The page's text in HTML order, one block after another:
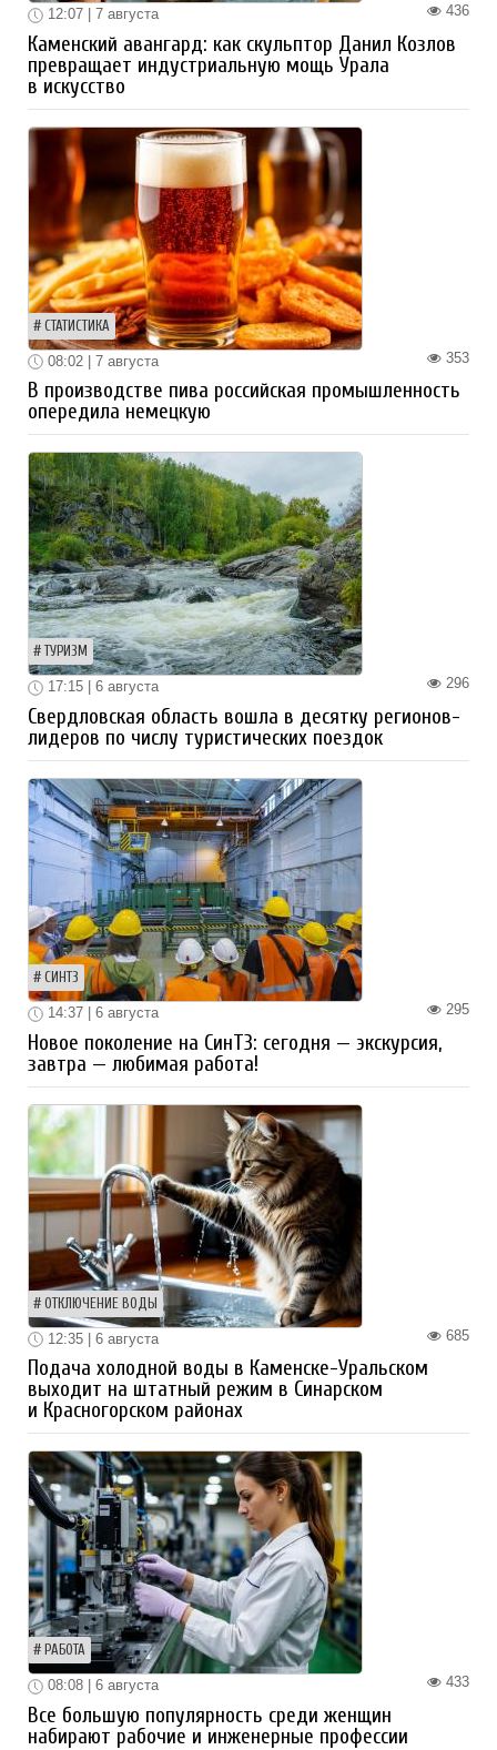
436
12:07 | 7 августа
Каменский авангард: как скульптор Данил Козлов
превращает индустриальную мощь Урала
в искусство
СТАТИСТИКА
353
08:02 | 7 августа
В производстве пива российская промышленность
опередила немецкую
ТУРИЗМ
296
17:15 | 6 августа
Свердловская область вошла в десятку регионов-
лидеров по числу туристических поездок
СИНТЗ
295
14:37 | 6 августа
Новое поколение на СинТЗ: сегодня — экскурсия,
завтра — любимая работа!
ОТКЛЮЧЕНИЕ ВОДЫ
685
12:35 | 6 августа
Подача холодной воды в Каменске-Уральском
выходит на штатный режим в Синарском
и Красногорском районах
РАБОТА
433
08:08 | 6 августа
Все большую популярность среди женщин
набирают рабочие и инженерные профессии